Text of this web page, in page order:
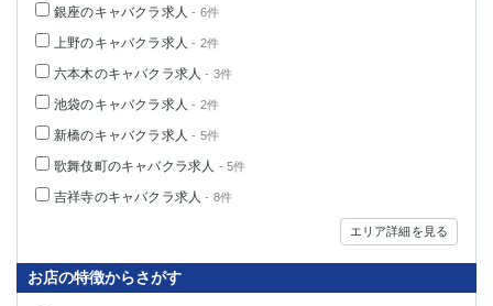
銀座のキャバクラ求人- 6件
上野のキャバクラ求人- 2件
六本木のキャバクラ求人- 3件
池袋のキャバクラ求人- 2件
新橋のキャバクラ求人- 5件
歌舞伎町のキャバクラ求人 - 5件
吉祥寺のキャバクラ求人- 8件
エリア詳細を見る
お店の特徴からさがす
該当求人 0件